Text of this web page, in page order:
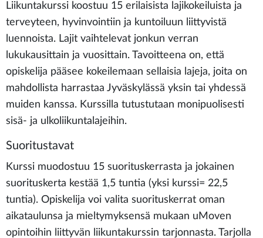
Liikuntakurssi koostuu 15 erilaisista lajikokeiluista ja
terveyteen, hyvinvointiin ja kuntoiluun liittyvistä
luennoista. Lajit vaihtelevat jonkun verran
lukukausittain ja vuosittain. Tavoitteena on, että
opiskelija pääsee kokeilemaan sellaisia lajeja, joita on
mahdollista harrastaa Jyväskylässä yksin tai yhdessä
muiden kanssa. Kurssilla tutustutaan monipuolisesti
sisä- ja ulkoliikuntalajeihin.
Suoritustavat
Kurssi muodostuu 15 suorituskerrasta ja jokainen
suorituskerta kestää 1,5 tuntia (yksi kurssi= 22,5
tuntia). Opiskelija voi valita suorituskerrat oman
aikataulunsa ja mieltymyksensä mukaan uMoven
opintoihin liittyvän liikuntakurssin tarjonnasta. Tarjolla